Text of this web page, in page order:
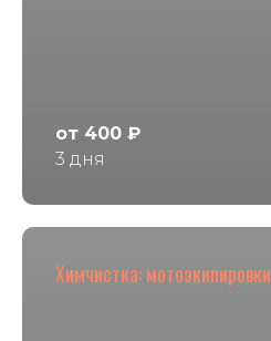
от 400 ₽
3 дня
Химчистка: мотоэкипировки